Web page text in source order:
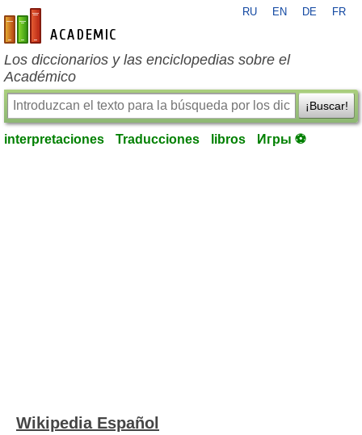
es-academic.com
RU EN DE FR
Los diccionarios y las enciclopedias sobre el
Académico
¡Buscar!
interpretaciones Traducciones libros Игры ⚽
Wikipedia Español